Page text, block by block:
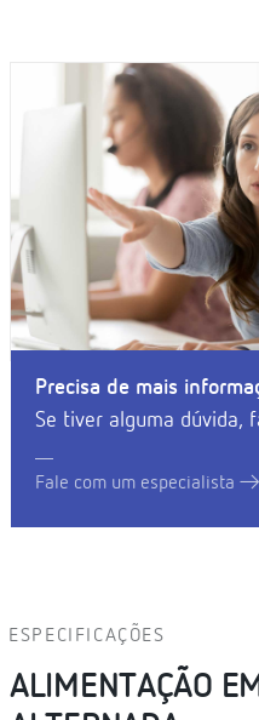
Precisa de mais
Se tiver alguma dúvida,
Fale com um especialista
ESPECIFICAÇÕES
ALIMENTAÇÃO